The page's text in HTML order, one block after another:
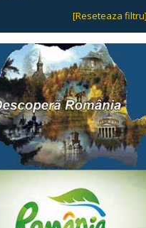
[Reseteaza filtru]